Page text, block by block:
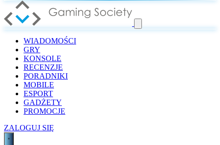
WIADOMOŚCI
GRY
KONSOLE
RECENZJE
PORADNIKI
MOBILE
ESPORT
GADŻETY
PROMOCJE
ZALOGUJ SIĘ